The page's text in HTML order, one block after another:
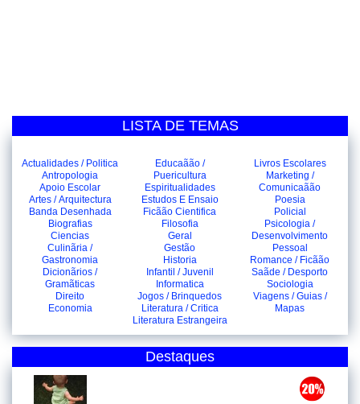
LISTA DE TEMAS
Actualidades / Politica
Antropologia
Apoio Escolar
Artes / Arquitectura
Banda Desenhada
Biografias
Ciencias
Culinãria /
Gastronomia
Dicionãrios /
Gramãticas
Direito
Economia
Educaãão /
Puericultura
Espiritualidades
Estudos E Ensaio
Ficãão Cientifica
Filosofia
Geral
Gestão
Historia
Infantil / Juvenil
Informatica
Jogos / Brinquedos
Literatura / Critica
Literatura Estrangeira
Livros Escolares
Marketing /
Comunicaãão
Poesia
Policial
Psicologia /
Desenvolvimento
Pessoal
Romance / Ficãão
Saãde / Desporto
Sociologia
Viagens / Guias /
Mapas
Destaques